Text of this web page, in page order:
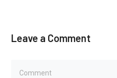
Leave a Comment